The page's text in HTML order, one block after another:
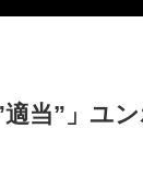
適当”」ユ